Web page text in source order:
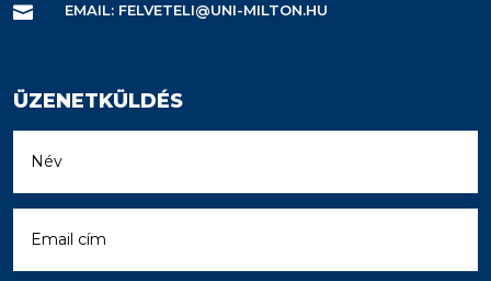
 EMAIL: FELVETELI@UNI-MILTON.HU
ÜZENETKÜLDÉS